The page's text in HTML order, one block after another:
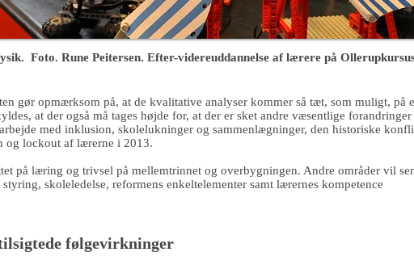
Foto. Rune Peitersen. Efter-videreuddannelse af lærere på
gør opmærksom på, at de kvalitative analyser kommer så tæt, som muligt, på
at der også må tages højde for, at der er sket andre væsentlige
med inklusion, skolelukninger og sammenlægninger, den historiske
og lockout af lærerne i 2013.
på læring og trivsel på mellemtrinnet og overbygningen. Andre områder vil
skoleledelse, reformens enkeltelementer samt lærernes kompetence
følgevirkninger